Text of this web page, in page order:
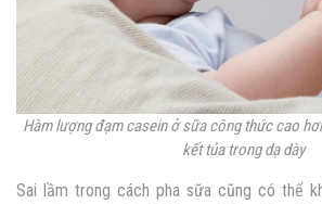
Hàm lượng đạm casein ở sữa công thức cao
kết tủa trong dạ dày
Sai lầm trong cách pha sữa cũng có thể